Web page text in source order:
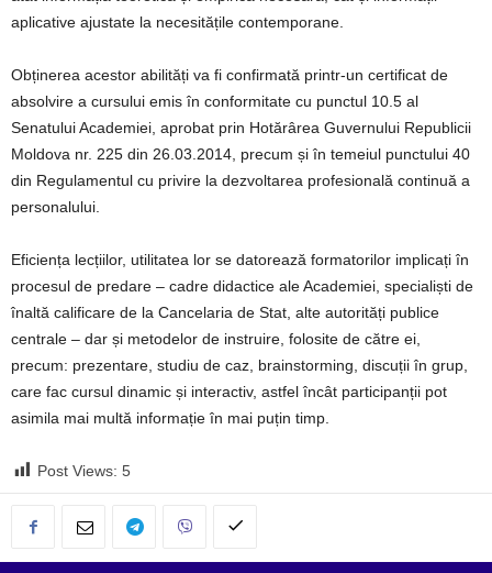
aplicative ajustate la necesitățile contemporane.
Obținerea acestor abilități va fi confirmată printr-un certificat de
absolvire a cursului emis în conformitate cu punctul 10.5 al
Senatului Academiei, aprobat prin Hotărârea Guvernului Republicii
Moldova nr. 225 din 26.03.2014, precum și în temeiul punctului 40
din Regulamentul cu privire la dezvoltarea profesională continuă a
personalului.
Eficiența lecțiilor, utilitatea lor se datorează formatorilor implicați în
procesul de predare – cadre didactice ale Academiei, specialiști de
înaltă calificare de la Cancelaria de Stat, alte autorități publice
centrale – dar și metodelor de instruire, folosite de către ei,
precum: prezentare, studiu de caz, brainstorming, discuții în grup,
care fac cursul dinamic și interactiv, astfel încât participanții pot
asimila mai multă informație în mai puțin timp.
Post Views: 5